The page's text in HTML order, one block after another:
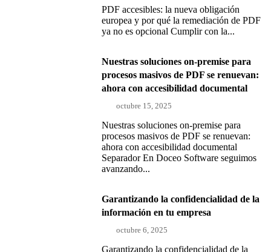
PDF accesibles: la nueva obligación
europea y por qué la remediación de PDF
ya no es opcional Cumplir con la...
Nuestras soluciones on-premise para
procesos masivos de PDF se renuevan:
ahora con accesibilidad documental
octubre 15, 2025
Nuestras soluciones on-premise para
procesos masivos de PDF se renuevan:
ahora con accesibilidad documental
Separador En Doceo Software seguimos
avanzando...
Garantizando la confidencialidad de la
información en tu empresa
octubre 6, 2025
Garantizando la confidencialidad de la